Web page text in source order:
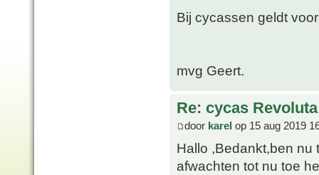
Bij cycassen geldt
mvg Geert.
Re: cycas Revoluta
door karel op 15 aug 2019
Hallo ,Bedankt,ben nu
afwachten tot nu toe